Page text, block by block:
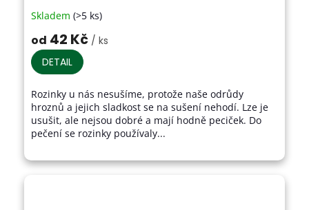
Průměrné
produktu
je
4,7
5
hvězdiček.
Skladem (>5 ks)
od 42 Kč / ks
DETAIL
Rozinky u nás nesušíme, protože naše odrůdy
hroznů a jejich sladkost se na sušení nehodí. Lze je
usušit, ale nejsou dobré a mají hodně peciček. Do
pečení se rozinky používaly...